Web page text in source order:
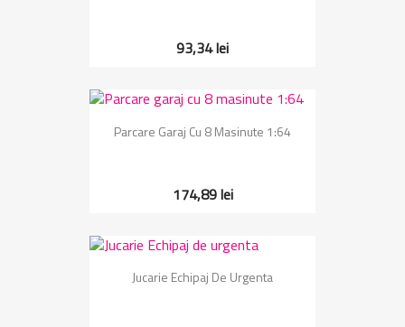
93,34 lei
Parcare Garaj Cu 8 Masinute 1:64
174,89 lei
Jucarie Echipaj De Urgenta